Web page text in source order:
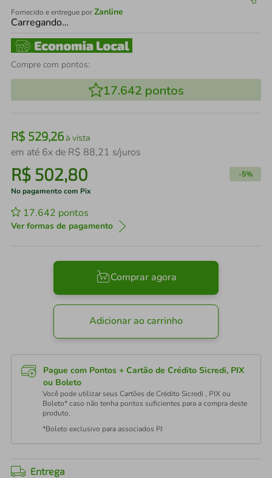
Fornecido e entregue porZanline
Carregando…
Compre com pontos:
17.642 pontos
R$ 529,26à vista
em até 6x de R$ 88,21 s/juros
R$ 502,80 -5%
No pagamento com Pix
17.642 pontos
Ver formas de pagamento
Comprar agora
Adicionar ao carrinho
Pague com Pontos + Cartão de Crédito Sicredi, PIX
ou Boleto
Você pode utilizar seus Cartões de Crédito Sicredi , PIX ou
Boleto* caso não tenha pontos suficientes para a compra deste
produto.
*Boleto exclusivo para associados PJ
Entrega